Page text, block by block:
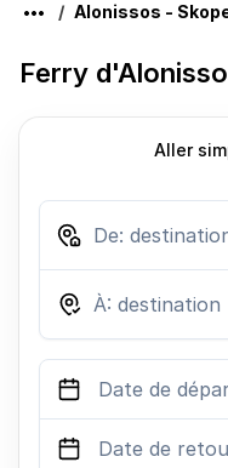
Alonissos -
Ferry
Aller